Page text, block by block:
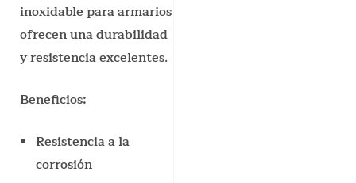
inoxidable para armarios
ofrecen una durabilidad
y resistencia excelentes.
Beneficios:
Resistencia a la
corrosión